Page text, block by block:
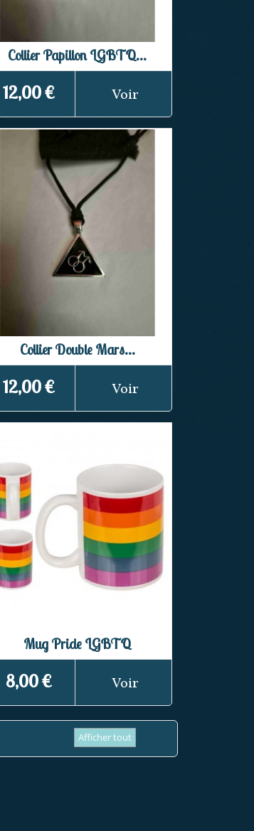
Collier Papillon LGBTQ...
12,00 € Voir
Collier Double Mars...
12,00 € Voir
Mug Pride LGBTQ
8,00 € Voir
Afficher tout